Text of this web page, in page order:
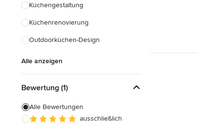
Küchengestaltung
Küchenrenovierung
Outdoorküchen-Design
Alle anzeigen
Bewertung (1)
Alle Bewertungen
ausschließlich